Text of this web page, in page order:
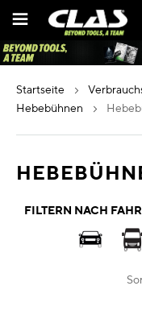
Inhalt
startseite
hebebühnen
FILTERN NACH